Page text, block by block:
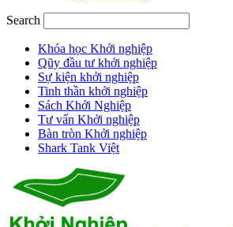
Search
Khóa học Khởi nghiệp
Qũy đầu tư khởi nghiệp
Sự kiện khởi nghiệp
Tinh thần khởi nghiệp
Sách Khởi Nghiệp
Tư vấn Khởi nghiệp
Bàn tròn Khởi nghiệp
Shark Tank Việt